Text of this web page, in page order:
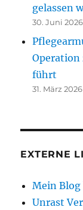
gelassen
30. Juni 2026
führt
31. März 2026
EXTERNE
Mein
Unrast